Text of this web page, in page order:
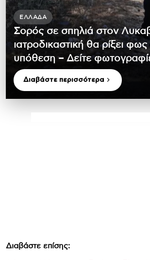
ΕΛΛΆΔΑ
Σορός σε σπηλιά στον
ιατροδικαστική θα ρίξει
υπόθεση – Δείτε
Διαβάστε περισσότερα
Διαβάστε επίσης: